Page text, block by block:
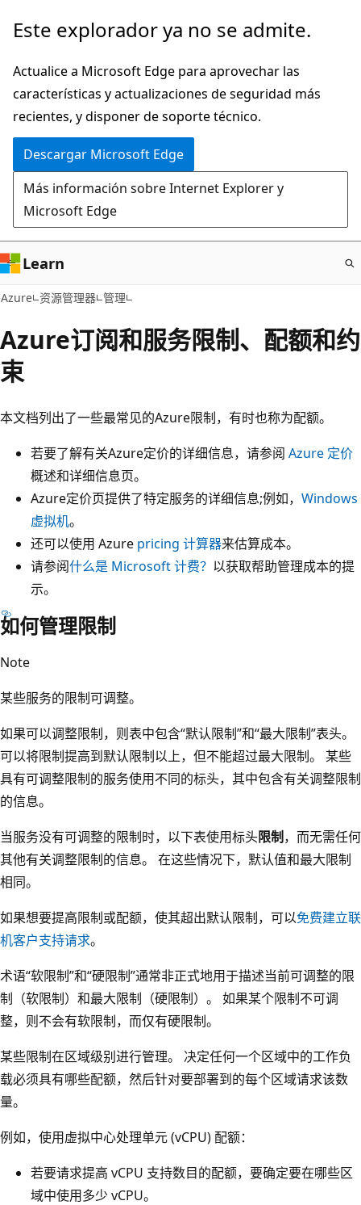
Ir
contenido
principal
Este explorador ya no se admite.
Actualice a Microsoft Edge para aprovechar las
características y actualizaciones de seguridad más
recientes, y disponer de soporte técnico.
Descargar Microsoft Edge
Más información sobre Internet Explorer y
Microsoft Edge
Learn
Azure 资源管理器 管理
Azure订阅和服务限制、配额和约
束
本文档列出了一些最常见的Azure限制，有时也称为配额。
若要了解有关Azure定价的详细信息，请参阅 Azure 定价
概述和详细信息页。
Azure定价页提供了特定服务的详细信息;例如， Windows
虚拟机。
还可以使用 Azure pricing 计算器来估算成本。
请参阅什么是 Microsoft 计费？ 以获取帮助管理成本的提
示。
如何管理限制
Note
某些服务的限制可调整。
如果可以调整限制，则表中包含“默认限制”和“最大限制”表头。
可以将限制提高到默认限制以上，但不能超过最大限制。 某些
具有可调整限制的服务使用不同的标头，其中包含有关调整限制
的信息。
当服务没有可调整的限制时，以下表使用标头限制，而无需任何
其他有关调整限制的信息。 在这些情况下，默认值和最大限制
相同。
如果想要提高限制或配额，使其超出默认限制，可以免费建立联
机客户支持请求。
术语“软限制”和“硬限制”通常非正式地用于描述当前可调整的限
制（软限制）和最大限制（硬限制）。 如果某个限制不可调
整，则不会有软限制，而仅有硬限制。
某些限制在区域级别进行管理。 决定任何一个区域中的工作负
载必须具有哪些配额，然后针对要部署到的每个区域请求该数
量。
例如，使用虚拟中心处理单元 (vCPU) 配额：
若要请求提高 vCPU 支持数目的配额，要确定要在哪些区
域中使用多少 vCPU。